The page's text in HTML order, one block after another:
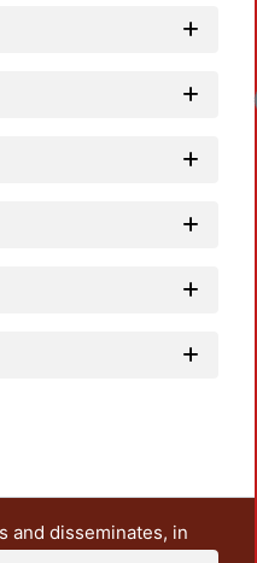
and disseminates, in